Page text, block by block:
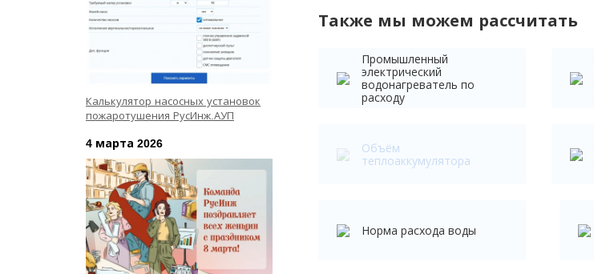
Также мы можем рассчитать
Промышленный
электрический
водонагреватель по
расходу
Объём
теплоаккумулятора
Норма расхода воды
Калькулятор насосных установок
пожаротушения РусИнж.АУП
4 марта 2026